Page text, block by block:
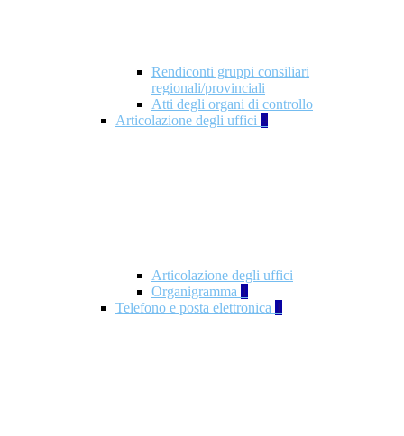
Rendiconti gruppi consiliari
regionali/provinciali
Atti degli organi di controllo
Articolazione degli uffici 9
Articolazione degli uffici
Organigramma 1
Telefono e posta elettronica 1